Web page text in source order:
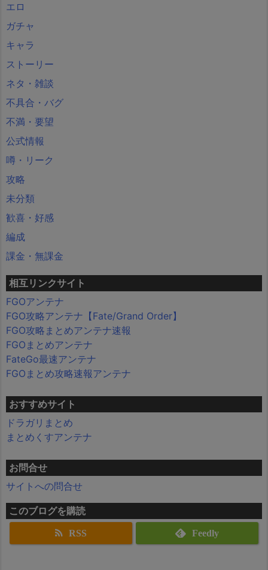
エロ
ガチャ
キャラ
ストーリー
ネタ・雑談
不具合・バグ
不満・要望
公式情報
噂・リーク
攻略
未分類
歓喜・好感
編成
課金・無課金
相互リンクサイト
FGOアンテナ
FGO攻略アンテナ【Fate/Grand Order】
FGO攻略まとめアンテナ速報
FGOまとめアンテナ
FateGo最速アンテナ
FGOまとめ攻略速報アンテナ
おすすめサイト
ドラガリまとめ
まとめくすアンテナ
お問合せ
サイトへの問合せ
このブログを購読
RSS Feedly